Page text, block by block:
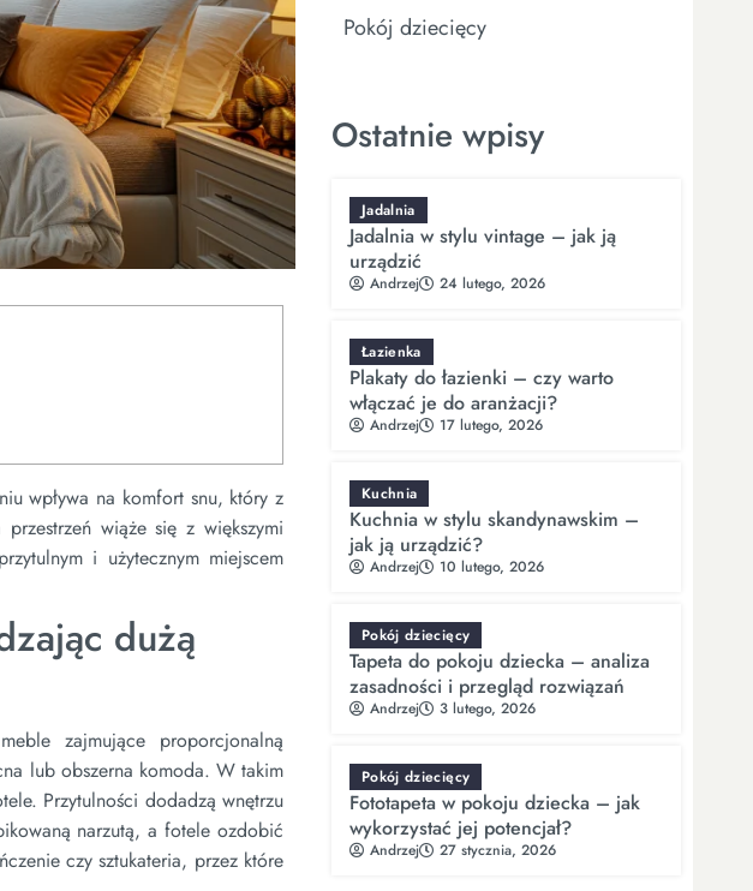
wpływa na komfort snu, który z
wiąże się z większymi
i użytecznym miejscem
dużą
zajmujące proporcjonalną
lub obszerna komoda. W takim
Przytulności dodadzą wnętrzu
narzutą, a fotele ozdobić
czy sztukateria, przez które
Pokój dziecięcy
Ostatnie wpisy
Jadalnia
Jadalnia w stylu vintage – jak ją
urządzić
Andrzej 24 lutego, 2026
Łazienka
Plakaty do łazienki – czy warto
włączać je do aranżacji?
Andrzej 17 lutego, 2026
Kuchnia
Kuchnia w stylu skandynawskim –
jak ją urządzić?
Andrzej 10 lutego, 2026
Pokój dziecięcy
Tapeta do pokoju dziecka – analiza
zasadności i przegląd rozwiązań
Andrzej 3 lutego, 2026
Pokój dziecięcy
Fototapeta w pokoju dziecka – jak
wykorzystać jej potencjał?
Andrzej 27 stycznia, 2026